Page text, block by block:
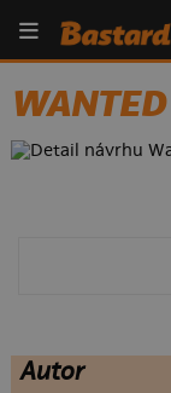
WANTED
Autor